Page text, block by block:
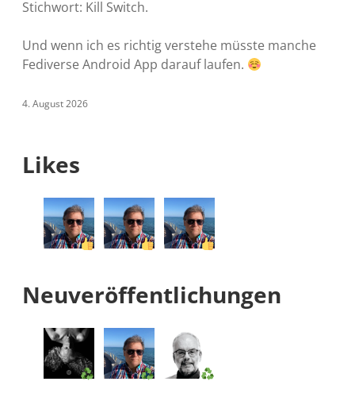
Stichwort: Kill Switch.
Und wenn ich es richtig verstehe müsste manche
Fediverse Android App darauf laufen.
4. August 2026
Likes
Neuveröffentlichungen